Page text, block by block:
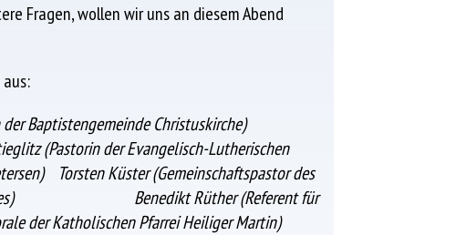
Fragen, wollen wir uns an diesem Abend
der Baptistengemeinde Christuskirche)
(Pastorin der Evangelisch-Lutherischen
Torsten Küster (Gemeinschaftspastor des
Hauses) Benedikt Rüther (Referent für
der Katholischen Pfarrei Heiliger Martin)